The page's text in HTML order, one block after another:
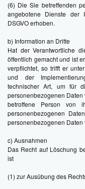
(6) Die Sie betreffenden
angebotene Dienste der
DSGVO erhoben.
b) Information an Dritte
Hat der Verantwortliche
öffentlich gemacht und ist
verpflichtet, so trifft er
und der
technischer Art, um für
personenbezogenen
betroffene Person von
personenbezogenen
personenbezogenen Daten
c) Ausnahmen
Das Recht auf Löschung
ist
(1) zur Ausübung des